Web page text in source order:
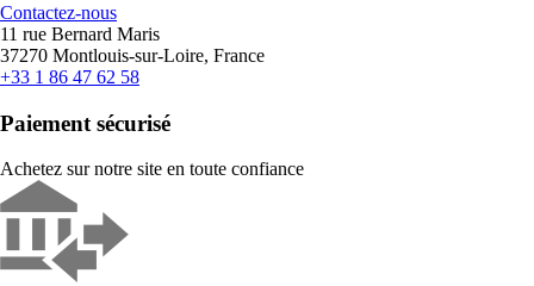
Contactez-nous
11 rue Bernard Maris
37270 Montlouis-sur-Loire, France
+33 1 86 47 62 58
Paiement sécurisé
Achetez sur notre site en toute confiance